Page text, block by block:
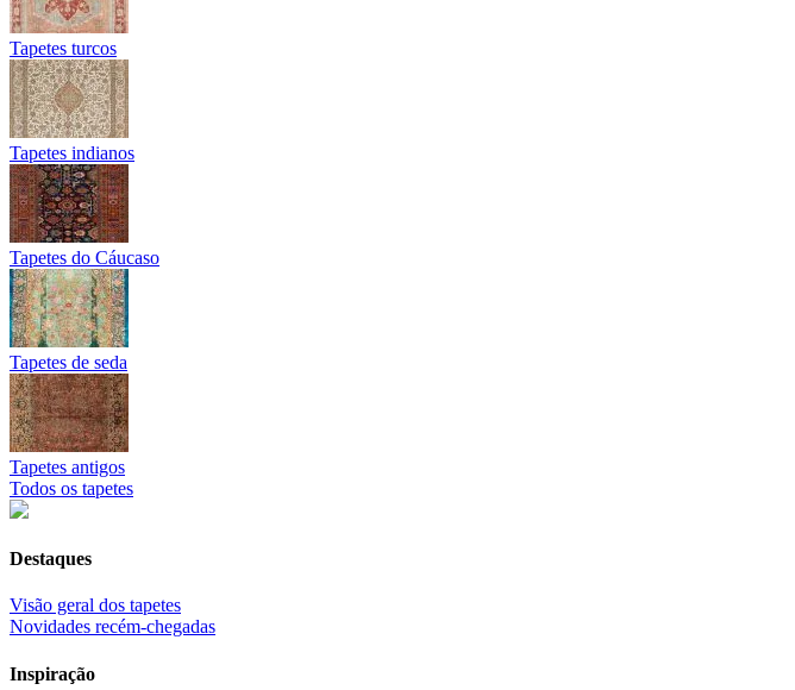
Tapetes turcos
Tapetes indianos
Tapetes do Cáucaso
Tapetes de seda
Tapetes antigos
Todos os tapetes
Destaques
Visão geral dos tapetes
Novidades recém-chegadas
Inspiração